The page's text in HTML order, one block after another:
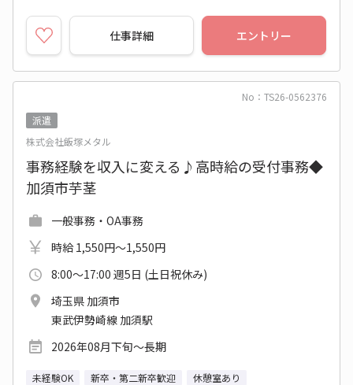
仕事詳細 エントリー
No：TS26-0562376
派遣
株式会社飯塚メタル
事務経験を収入に変える♪高時給の受付事務◆
加須市芋茎
一般事務・OA事務
時給 1,550円～1,550円
8:00～17:00 週5日 (土日祝休み)
埼玉県 加須市
東武伊勢崎線 加須駅
2026年08月下旬～長期
未経験OK 新卒・第二新卒歓迎 休憩室あり